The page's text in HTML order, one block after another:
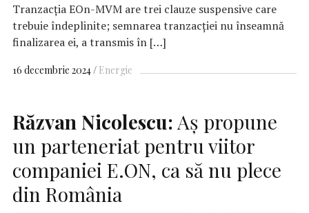
Tranzacția EOn-MVM are trei clauze suspensive care
trebuie îndeplinite; semnarea tranzacției nu înseamnă
finalizarea ei, a transmis în […]
16 decembrie 2024 Energie
Răzvan Nicolescu: Aş propune
un parteneriat pentru viitor
companiei E.ON, ca să nu plece
din România